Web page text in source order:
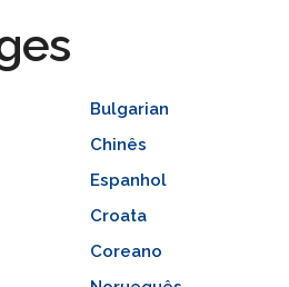
Bulgarian
Chinês
Espanhol
Croata
Coreano